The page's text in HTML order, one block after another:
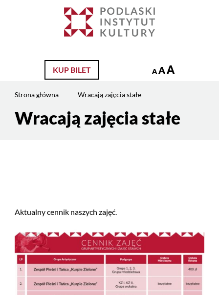
KUP BILET A AA
Strona główna Wracają zajęcia stałe
Treść
stronyWracają zajęcia stałe
Aktualny cennik naszych zajęć.